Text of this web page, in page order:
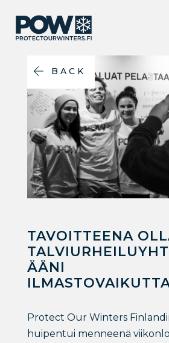
BACK
TAVOITTEENA
ÄÄNI
Protect Our Winters
huipentui menneenä